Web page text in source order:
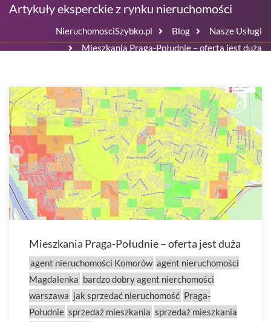
Artykuły eksperckie z rynku nieruchomości
NieruchomosciSzybko.pl Blog
Nasze Usługi
Mieszkania Praga-Południe – oferta jest duża
Mieszkania Praga-Południe – oferta jest duża
agent nieruchomości Komorów agent nieruchomości
Magdalenka bardzo dobry agent nierchomości
warszawa jak sprzedać nieruchomość Praga-
Południe sprzedaż mieszkania sprzedaż mieszkania